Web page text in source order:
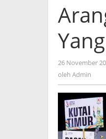
26 November
oleh Admin